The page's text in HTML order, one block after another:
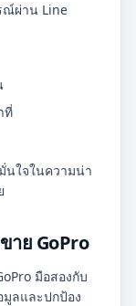
ณ์ผ่าน Line
ที่
นใจในความน่า
าย GoPro
มือสองกับ
ลและปกป้อง